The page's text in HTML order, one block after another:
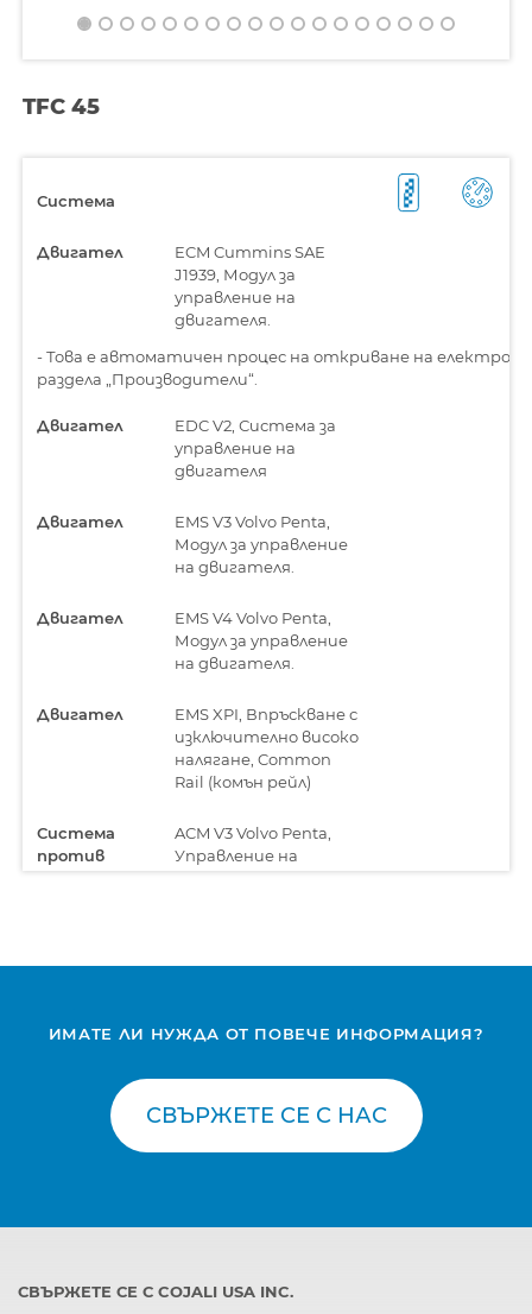
TFC 45
Система
Двигател
ECM Cummins SAE
J1939, Модул за
управление на
двигателя.
-Това е автоматичен процес на откриване на
раздела „Производители“.
Двигател
EDC V2, Система за
управление на
двигателя
Двигател
EMS V3 Volvo Penta,
Модул за управление
на двигателя.
Двигател
EMS V4 Volvo Penta,
Модул за управление
на двигателя.
Двигател
EMS XPI, Впръскване с
изключително високо
налягане, Common
Rail (комън рейл)
Система
против
ACM V3 Volvo Penta,
Управление на
Система
EEC3, Управление на
изгорелите газове
ИМАТЕ ЛИ НУЖДА ОТ ПОВЕЧЕ ИНФОРМАЦИЯ?
СВЪРЖЕТЕ СЕ С НАС
СВЪРЖЕТЕ СЕ С COJALI USA INC.